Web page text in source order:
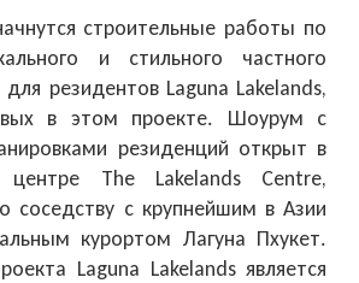
строительные работы по
и стильного частного
резидентов Laguna Lakelands,
в этом проекте. Шоурум с
резиденций открыт в
центре The Lakelands Centre,
соседству с крупнейшим в Азии
курортом Лагуна Пхукет.
Laguna Lakelands является